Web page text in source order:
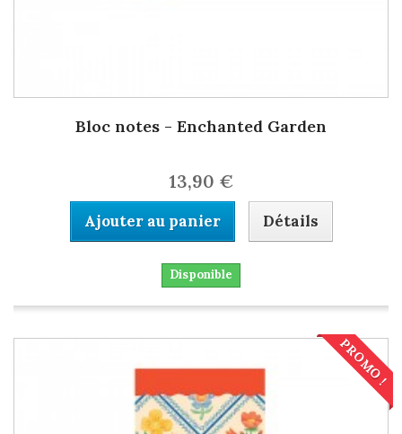
Bloc notes - Enchanted Garden
13,90 €
Ajouter au panier Détails
Disponible
PROMO !